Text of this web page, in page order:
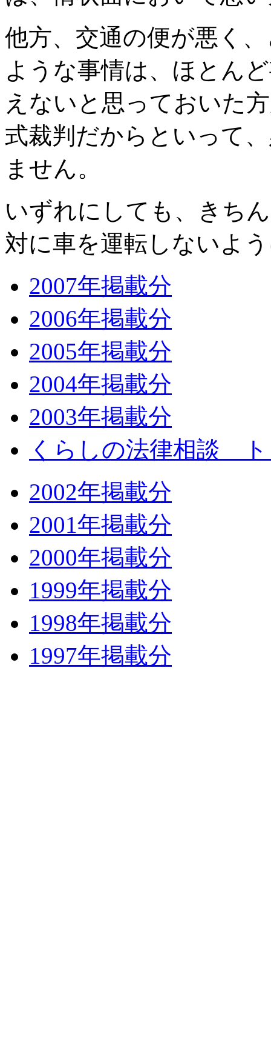
他方、交通の便が悪く
ような事情は、ほとん
えないと思っておいた
式裁判だからといって
ません。
いずれにしても、きち
対に車を運転しないよ
2007年掲載分
2006年掲載分
2005年掲載分
2004年掲載分
2003年掲載分
くらしの法律相談
2002年掲載分
2001年掲載分
2000年掲載分
1999年掲載分
1998年掲載分
1997年掲載分